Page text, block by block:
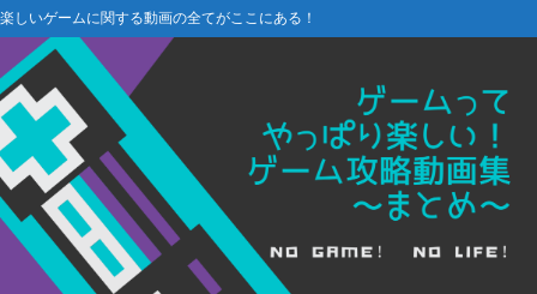
楽しいゲームに関する動画の全てがここにある！